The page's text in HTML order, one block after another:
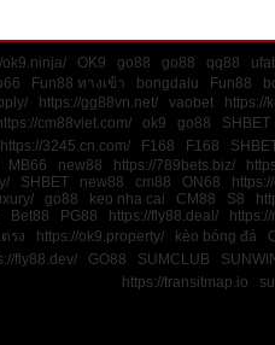
ok9.ninja/ OK9 go88 go88 qq88
Fun88 ทางเข้า bongdalu Fun88
https://gg88vn.net/ vaobet
https://
cm88viet.com/ ok9 go88
SHBET
https://3245.cn.com/ F168 F168
MB66 new88 https://789bets.biz/
SHBET new88 cm88 ON68
go88 keo nha cai CM88 S8
Bet88 PG88 https://fly88.deal/
รง https://ok9.property/ kèo bóng đá
fly88.dev/ GO88 SUMCLUB
https://transitmap.io